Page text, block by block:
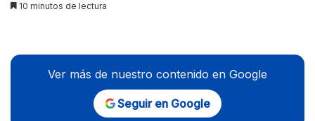
10 minutos de lectura
Ver más de nuestro contenido en Google
Seguir en Google